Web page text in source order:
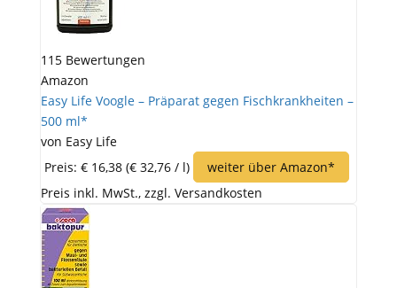
115 Bewertungen
Amazon
Easy Life Voogle – Präparat gegen Fischkrankheiten –
500 ml*
von Easy Life
Preis: € 16,38 (€ 32,76 / l)
weiter über Amazon*
Preis inkl. MwSt., zzgl. Versandkosten